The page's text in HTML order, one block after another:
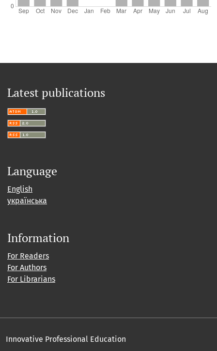
Latest publications
Language
English
українська
Information
For Readers
For Authors
For Librarians
Innovative Professional Education